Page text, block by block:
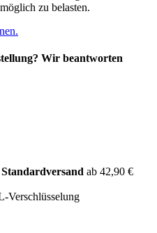
zu belasten.
Wir beantworten
ab 42,90 €
Verschlüsselung